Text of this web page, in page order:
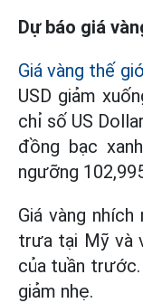
Dự báo giá
Giá vàng thế
USD giảm
chỉ số US
đồng bạc
ngưỡng
Giá vàng
trưa tại Mỹ và
của tuần
giảm nhẹ.